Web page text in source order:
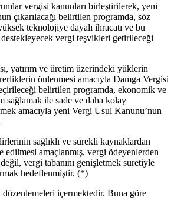
vergisi kanunları birleştirilerek, yeni
çıkarılacağı belirtilen programda, söz
teknolojiye dayalı ihracatı ve bu
destekleyecek vergi teşvikleri getirileceği
yatırım ve üretim üzerindeki yüklerin
önlenmesi amacıyla Damga Vergisi
belirtilen programda, ekonomik ve
sağlamak ile sade ve daha kolay
amacıyla yeni Vergi Usul Kanunu’nun
sağlıklı ve sürekli kaynaklardan
edilmesi amaçlanmış, vergi ödeyenlerden
vergi tabanını genişletmek suretiyle
hedeflenmiştir. (*)
düzenlemeleri içermektedir. Buna göre